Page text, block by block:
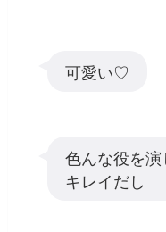
可愛い♡
色んな役を演
キレイだし